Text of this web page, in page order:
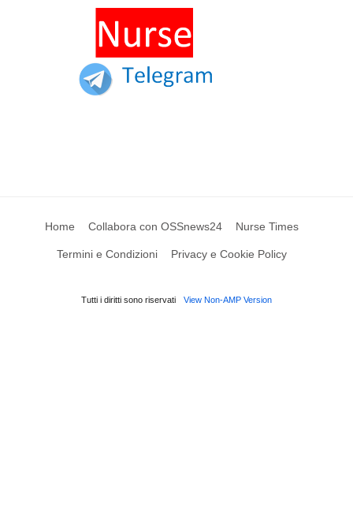
Home Collabora con OSSnews24 Nurse Times
Termini e Condizioni Privacy e Cookie Policy
Tutti i diritti sono riservati View Non-AMP Version